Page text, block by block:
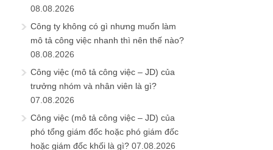
08.08.2026
Công ty không có gì nhưng muốn làm
mô tả công việc nhanh thì nên thế nào?
08.08.2026
Công việc (mô tả công việc – JD) của
trưởng nhóm và nhân viên là gì?
07.08.2026
Công việc (mô tả công việc – JD) của
phó tổng giám đốc hoặc phó giám đốc
hoặc giám đốc khối là gì? 07.08.2026